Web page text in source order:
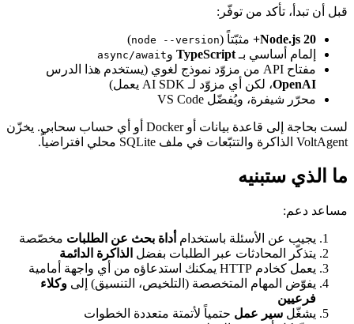
قبل أن تبدأ، تأكد من توفّر:
Node.js 20+ مثبّتاً ( node --version
)
إلمام أساسي بـTypeScriptو async/await
مفتاح API من مزوّد نموذج لغوي (يستخدم هذا الدرس
OpenAI، لكن أي مزوّد لـ AI SDK يعمل)
محرّر شيفرة، ويُفضّل VS Code
لست بحاجة إلى قاعدة بيانات أو Docker أو أي حساب سحابي. يخزّن
VoltAgent الذاكرة والتتبّعات في ملف SQLite محلي افتراضياً.
ما الذي ستبنيه
مساعد دعم:
يجيب عن الأسئلة باستخدامأداة بحث عن الطلباتمخصّصة
يتذكّر المحادثات عبر الطلبات بفضل الذاكرة الدائمة
يعمل كخادم HTTP يمكنك استدعاؤه من أي واجهة أمامية
يفوّض المهام المتخصصة (التلخيص، التنسيق) إلى وكلاء
فرعيين
يشغّل سير عمل حتمياً لأتمتة متعددة الخطوات